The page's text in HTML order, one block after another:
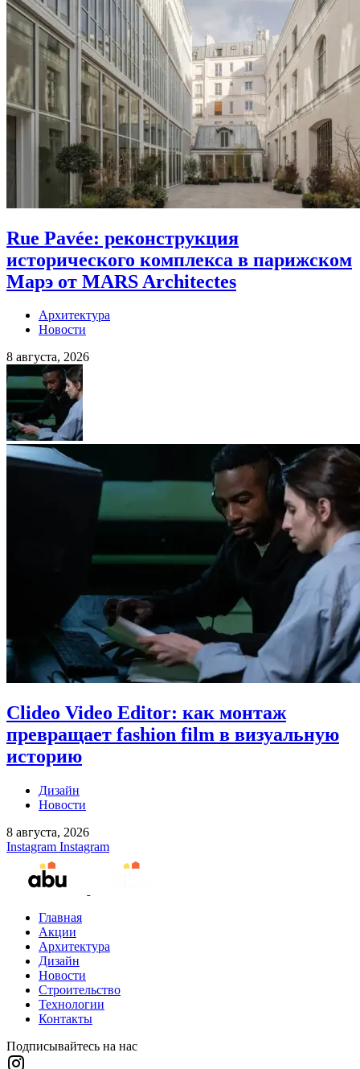
Rue Pavée: реконструкция
исторического комплекса в парижском
Марэ от MARS Architectes
Архитектура
Новости
8 августа, 2026
Clideo Video Editor: как монтаж
превращает fashion film в визуальную
историю
Дизайн
Новости
8 августа, 2026
Instagram Instagram
Главная
Акции
Архитектура
Дизайн
Новости
Строительство
Технологии
Контакты
Подписывайтесь на нас